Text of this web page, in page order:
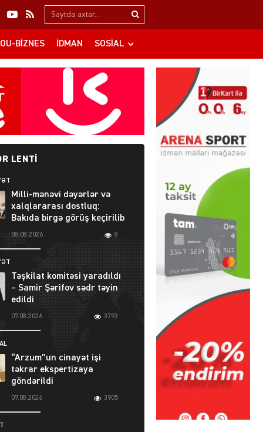
Search…
BIZNES İDMAN SOSIAL
LENTI
Milli-mənəvi dəyərlər və
xalqlararası dostluq:
Bakıda birgə görüş keçirilib
08.08.2026 8
Təşkilat komitəsi yaradıldı
– Samir Şərifov sədr təyin
edildi
07.08.2026 3793
“Arzum”un cinayət işi
təkrar ekspertizaya
göndərildi
07.08.2026 3905